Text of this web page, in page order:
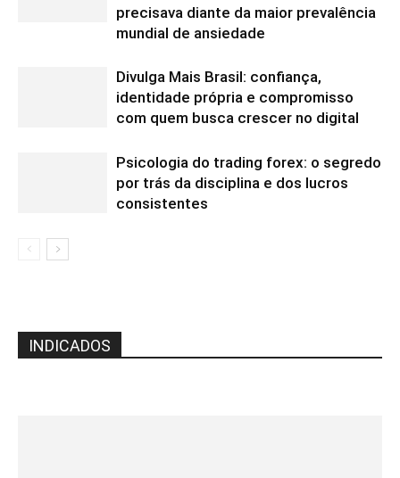
precisava diante da maior prevalência
mundial de ansiedade
Divulga Mais Brasil: confiança,
identidade própria e compromisso
com quem busca crescer no digital
Psicologia do trading forex: o segredo
por trás da disciplina e dos lucros
consistentes
INDICADOS